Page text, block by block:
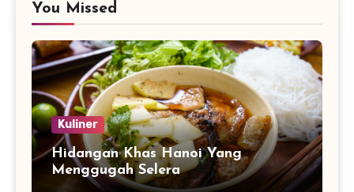
You Missed
Kuliner
Hidangan Khas Hanoi Yang
Menggugah Selera